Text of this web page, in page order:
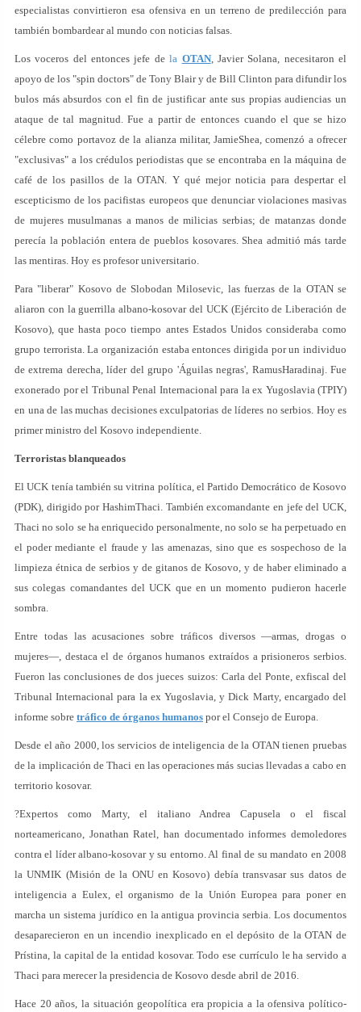
especialistas convirtieron esa ofensiva en un terreno de predilección para
también bombardear al mundo con noticias falsas.
Los voceros del entonces jefe dela OTAN, Javier Solana, necesitaron el
apoyo de los "spin doctors" de Tony Blair y de Bill Clinton para difundir los
bulos más absurdos con el fin de justificar ante sus propias audiencias un
ataque de tal magnitud. Fue a partir de entonces cuando el que se hizo
célebre como portavoz de la alianza militar, JamieShea, comenzó a ofrecer
"exclusivas" a los crédulos periodistas que se encontraba en la máquina de
café de los pasillos de la OTAN. Y qué mejor noticia para despertar el
escepticismo de los pacifistas europeos que denunciar violaciones masivas
de mujeres musulmanas a manos de milicias serbias; de matanzas donde
perecía la población entera de pueblos kosovares. Shea admitió más tarde
las mentiras. Hoy es profesor universitario.
Para "liberar" Kosovo de Slobodan Milosevic, las fuerzas de la OTAN se
aliaron con la guerrilla albano-kosovar del UCK (Ejército de Liberación de
Kosovo), que hasta poco tiempo antes Estados Unidos consideraba como
grupo terrorista. La organización estaba entonces dirigida por un individuo
de extrema derecha, líder del grupo 'Águilas negras', RamusHaradinaj. Fue
exonerado por el Tribunal Penal Internacional para la ex Yugoslavia (TPIY)
en una de las muchas decisiones exculpatorias de líderes no serbios. Hoy es
primer ministro del Kosovo independiente.
Terroristas blanqueados
El UCK tenía también su vitrina política, el Partido Democrático de Kosovo
(PDK), dirigido por HashimThaci. También excomandante en jefe del UCK,
Thaci no solo se ha enriquecido personalmente, no solo se ha perpetuado en
el poder mediante el fraude y las amenazas, sino que es sospechoso de la
limpieza étnica de serbios y de gitanos de Kosovo, y de haber eliminado a
sus colegas comandantes del UCK que en un momento pudieron hacerle
sombra.
Entre todas las acusaciones sobre tráficos diversos —armas, drogas o
mujeres—, destaca el de órganos humanos extraídos a prisioneros serbios.
Fueron las conclusiones de dos jueces suizos: Carla del Ponte, exfiscal del
Tribunal Internacional para la ex Yugoslavia, y Dick Marty, encargado del
informe sobre tráfico de órganos humanos por el Consejo de Europa.
Desde el año 2000, los servicios de inteligencia de la OTAN tienen pruebas
de la implicación de Thaci en las operaciones más sucias llevadas a cabo en
territorio kosovar.
?Expertos como Marty, el italiano Andrea Capusela o el fiscal
norteamericano, Jonathan Ratel, han documentado informes demoledores
contra el líder albano-kosovar y su entorno. Al final de su mandato en 2008
la UNMIK (Misión de la ONU en Kosovo) debía transvasar sus datos de
inteligencia a Eulex, el organismo de la Unión Europea para poner en
marcha un sistema jurídico en la antigua provincia serbia. Los documentos
desaparecieron en un incendio inexplicado en el depósito de la OTAN de
Prístina, la capital de la entidad kosovar. Todo ese currículo le ha servido a
Thaci para merecer la presidencia de Kosovo desde abril de 2016.
Hace 20 años, la situación geopolítica era propicia a la ofensiva político-